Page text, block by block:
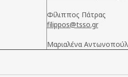
Φίλιππος Πάτρας
filippos@tsso.gr
Μαριαλένα